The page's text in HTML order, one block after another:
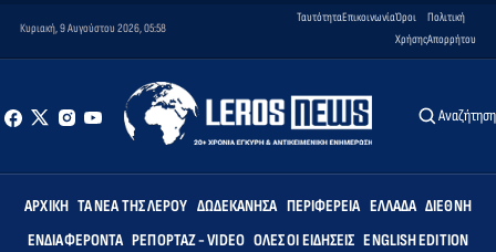
Κυριακή, 9 Αυγούστου 2026, 05:58
ΤαυτότηταΕπικοινωνίαΌροι
Χρήσης
Πολιτική
Απορρήτου
Αναζήτηση
ΑΡΧΙΚΉ ΤΑ ΝΈΑ ΤΗΣ ΛΈΡΟΥ ΔΩΔΕΚΆΝΗΣΑ ΠΕΡΙΦΈΡΕΙΑ ΕΛΛΆΔΑ ΔΙΕΘΝΉ
ΕΝΔΙΑΦΈΡΟΝΤΑ ΡΕΠΟΡΤΆΖ - VIDEO ΌΛΕΣ ΟΙ ΕΙΔΉΣΕΙΣ ENGLISH EDITION